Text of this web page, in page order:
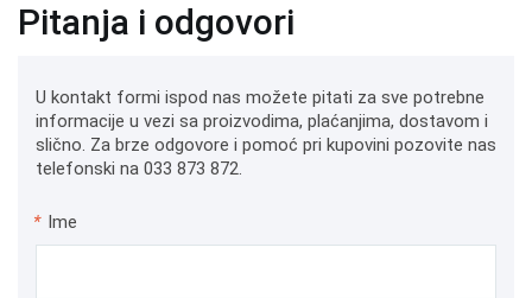
Pitanja i odgovori
U kontakt formi ispod nas možete pitati za sve potrebne
informacije u vezi sa proizvodima, plaćanjima, dostavom i
slično. Za brze odgovore i pomoć pri kupovini pozovite nas
telefonski na 033 873 872.
* Ime